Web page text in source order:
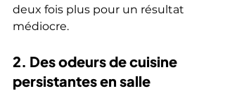
deux fois plus pour un résultat
médiocre.
2. Des odeurs de cuisine
persistantes en salle